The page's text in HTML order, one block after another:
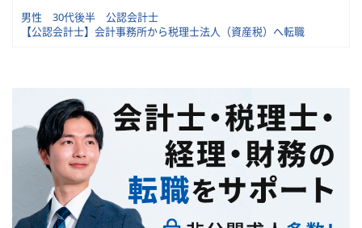
男性 30代後半 公認会計士
【公認会計士】会計事務所から税理士法人（資産税）へ転職